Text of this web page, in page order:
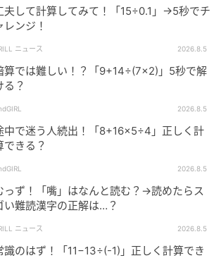
夫して計算してみて！「15÷0.1」→5秒でチ
レンジ！
ニュース 2026.8.5
算では難しい！？「9+14÷(7×2)」5秒で解
る？
2026.8.5
中で迷う人続出！「8+16×5÷4」正しく計
できる？
2026.8.5
っず！「嘴」はなんと読む？→読めたらス
い難読漢字の正解は…？
ニュース 2026.8.5
識のはず！「11−13÷(-1)」正しく計算でき